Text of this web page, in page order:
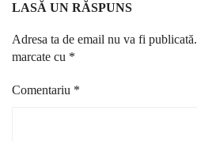
LASĂ UN RĂSPUNS
Adresa ta de email nu va fi publicată.
marcate cu *
Comentariu *